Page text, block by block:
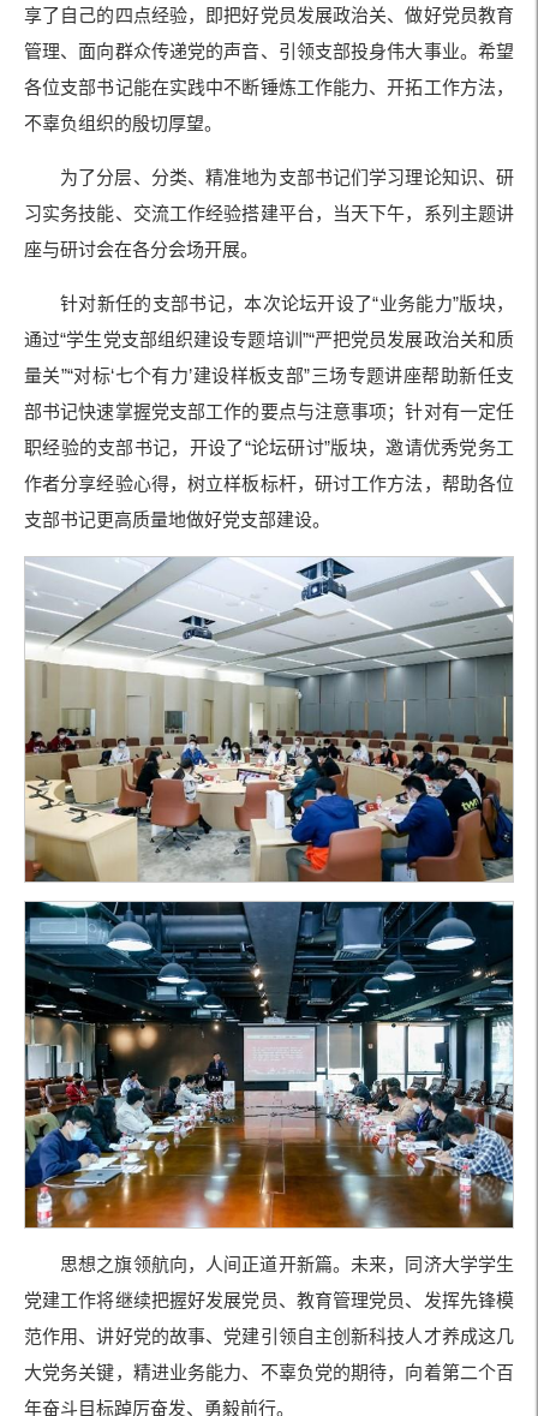
享了自己的四点经验，即把好党员发展政治关、做好党员教育
管理、面向群众传递党的声音、引领支部投身伟大事业。希望
各位支部书记能在实践中不断锤炼工作能力、开拓工作方法，
不辜负组织的殷切厚望。
为了分层、分类、精准地为支部书记们学习理论知识、研
习实务技能、交流工作经验搭建平台，当天下午，系列主题讲
座与研讨会在各分会场开展。
针对新任的支部书记，本次论坛开设了“业务能力”版块，
通过“学生党支部组织建设专题培训”“严把党员发展政治关和质
量关”“对标‘七个有力’建设样板支部”三场专题讲座帮助新任支
部书记快速掌握党支部工作的要点与注意事项；针对有一定任
职经验的支部书记，开设了“论坛研讨”版块，邀请优秀党务工
作者分享经验心得，树立样板标杆，研讨工作方法，帮助各位
支部书记更高质量地做好党支部建设。
思想之旗领航向，人间正道开新篇。未来，同济大学学生
党建工作将继续把握好发展党员、教育管理党员、发挥先锋模
范作用、讲好党的故事、党建引领自主创新科技人才养成这几
大党务关键，精进业务能力、不辜负党的期待，向着第二个百
年奋斗目标踔厉奋发、勇毅前行。